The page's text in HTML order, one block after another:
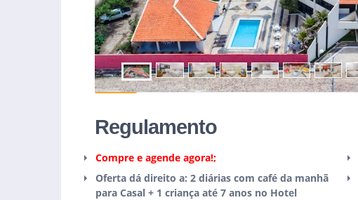
Regulamento
Compre e agende agora!;
Oferta dá direito a: 2 diárias com café da manhã
para Casal + 1 criança até 7 anos no Hotel